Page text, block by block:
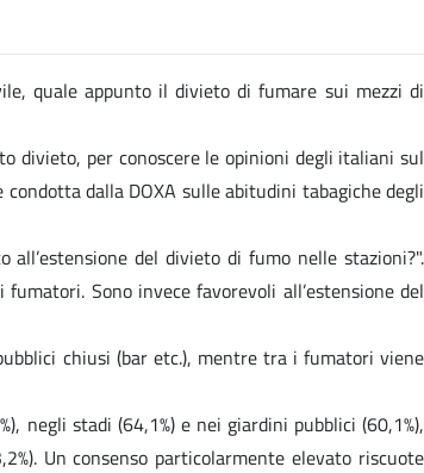
quale appunto il divieto di fumare sui mezzi di
divieto, per conoscere le opinioni degli italiani sul
dalla DOXA sulle abitudini tabagiche degli
del divieto di fumo nelle stazioni?".
Sono invece favorevoli all’estensione del
chiusi (bar etc.), mentre tra i fumatori viene
negli stadi (64,1%) e nei giardini pubblici (60,1%),
Un consenso particolarmente elevato riscuote